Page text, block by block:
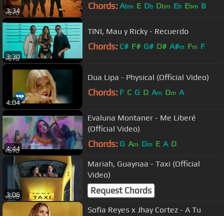
3:34 Chords: Abm E Db Dbm Eb Ebm B
3:30
TINI, Mau y Ricky - Recuerdo
Chords: C# F# G# D# A#m Fm F
4:04
Dua Lipa - Physical (Official Video)
Chords: F C G D Am Dm A
4:44
Evaluna Montaner - Me Liberé
(Official Video)
Chords: G Am Dm E A D
3:06
Mariah, Guaynaa - Taxi (Official
Video)
Request Chords
Sofia Reyes x Jhay Cortez - A Tu